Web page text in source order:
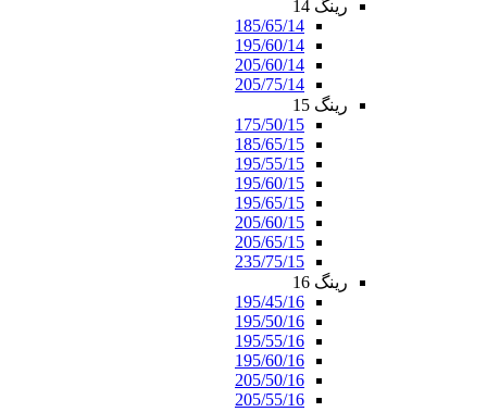
رینگ 14
185/65/14
195/60/14
205/60/14
205/75/14
رینگ 15
175/50/15
185/65/15
195/55/15
195/60/15
195/65/15
205/60/15
205/65/15
235/75/15
رینگ 16
195/45/16
195/50/16
195/55/16
195/60/16
205/50/16
205/55/16